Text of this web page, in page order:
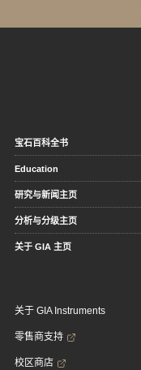
宝石百科全书
Education
研究与新闻主页
分析与分级主页
关于 GIA 主页
关于 GIA Instruments
零售商支持
校区商店